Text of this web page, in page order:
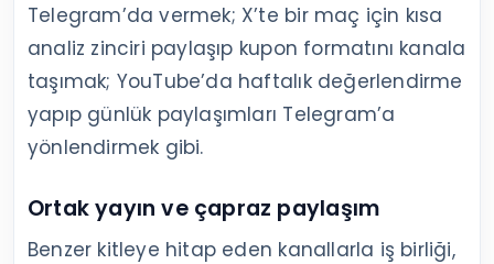
Telegram’da vermek; X’te bir maç için kısa
analiz zinciri paylaşıp kupon formatını kanala
taşımak; YouTube’da haftalık değerlendirme
yapıp günlük paylaşımları Telegram’a
yönlendirmek gibi.
Ortak yayın ve çapraz paylaşım
Benzer kitleye hitap eden kanallarla iş birliği,